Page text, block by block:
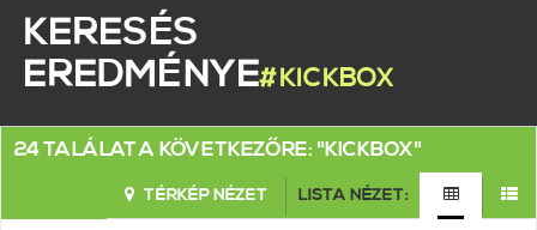
KERESÉS
EREDMÉNYE#KICKBOX
24 TALÁLAT A KÖVETKEZŐRE: "KICKBOX"
TÉRKÉP NÉZET LISTA NÉZET: